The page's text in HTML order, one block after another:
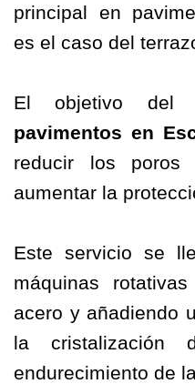
principal en
es el caso del
El objetivo del
pavimentos en
reducir los
aumentar la
Este servicio se
máquinas
acero y añadiendo
la
endurecimiento de